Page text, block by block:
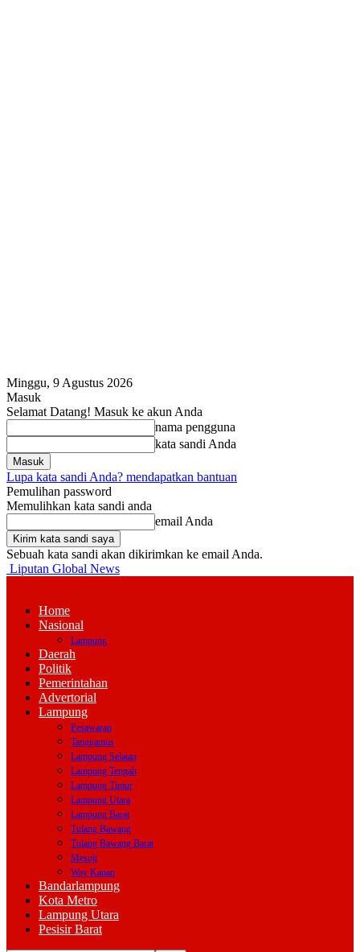
Minggu, 9 Agustus 2026
Masuk
Selamat Datang! Masuk ke akun Anda
nama pengguna
kata sandi Anda
Lupa kata sandi Anda? mendapatkan bantuan
Pemulihan password
Memulihkan kata sandi anda
email Anda
Sebuah kata sandi akan dikirimkan ke email Anda.
Liputan Global News
Home
Nasional
Lampung
Daerah
Politik
Pemerintahan
Advertorial
Lampung
Pesawaran
Tanggamus
Lampung Selatan
Lampung Tengah
Lampung Timur
Lampung Utara
Lampung Barat
Tulang Bawang
Tulang Bawang Barat
Mesuji
Way Kanan
Bandarlampung
Kota Metro
Lampung Utara
Pesisir Barat